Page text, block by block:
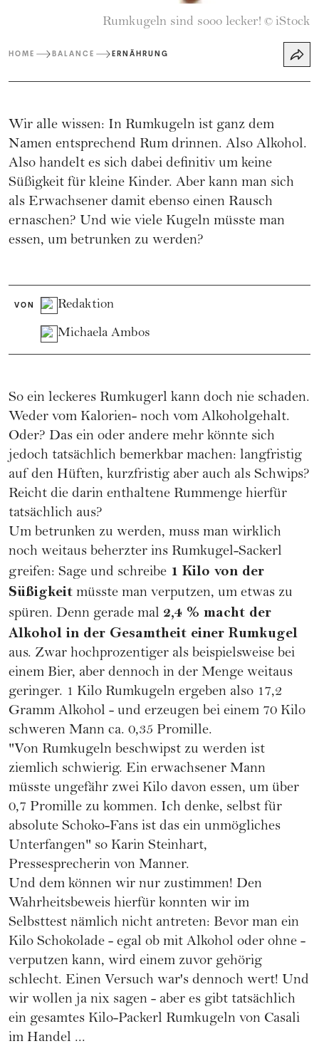
Rumkugeln sind sooo lecker! © iStock
HOME BALANCE ERNÄHRUNG
Wir alle wissen: In Rumkugeln ist ganz dem
Namen entsprechend Rum drinnen. Also Alkohol.
Also handelt es sich dabei definitiv um keine
Süßigkeit für kleine Kinder. Aber kann man sich
als Erwachsener damit ebenso einen Rausch
ernaschen? Und wie viele Kugeln müsste man
essen, um betrunken zu werden?
VON Redaktion
Michaela Ambos
So ein leckeres Rumkugerl kann doch nie schaden.
Weder vom Kalorien- noch vom Alkoholgehalt.
Oder? Das ein oder andere mehr könnte sich
jedoch tatsächlich bemerkbar machen: langfristig
auf den Hüften, kurzfristig aber auch als Schwips?
Reicht die darin enthaltene Rummenge hierfür
tatsächlich aus?
Um betrunken zu werden, muss man wirklich
noch weitaus beherzter ins Rumkugel-Sackerl
greifen: Sage und schreibe 1 Kilo von der
Süßigkeit müsste man verputzen, um etwas zu
spüren. Denn gerade mal 2,4 % macht der
Alkohol in der Gesamtheit einer Rumkugel
aus. Zwar hochprozentiger als beispielsweise bei
einem Bier, aber dennoch in der Menge weitaus
geringer. 1 Kilo Rumkugeln ergeben also 17,2
Gramm Alkohol - und erzeugen bei einem 70 Kilo
schweren Mann ca. 0,35 Promille.
"Von Rumkugeln beschwipst zu werden ist
ziemlich schwierig. Ein erwachsener Mann
müsste ungefähr zwei Kilo davon essen, um über
0,7 Promille zu kommen. Ich denke, selbst für
absolute Schoko-Fans ist das ein unmögliches
Unterfangen" so Karin Steinhart,
Pressesprecherin von Manner.
Und dem können wir nur zustimmen! Den
Wahrheitsbeweis hierfür konnten wir im
Selbsttest nämlich nicht antreten: Bevor man ein
Kilo Schokolade - egal ob mit Alkohol oder ohne -
verputzen kann, wird einem zuvor gehörig
schlecht. Einen Versuch war's dennoch wert! Und
wir wollen ja nix sagen - aber es gibt tatsächlich
ein gesamtes Kilo-Packerl Rumkugeln von Casali
im Handel ...